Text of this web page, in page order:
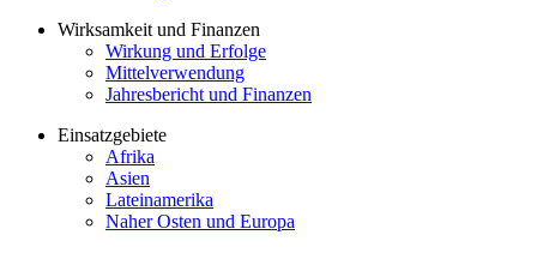
Wirksamkeit und Finanzen
Wirkung und Erfolge
Mittelverwendung
Jahresbericht und Finanzen
Einsatzgebiete
Afrika
Asien
Lateinamerika
Naher Osten und Europa